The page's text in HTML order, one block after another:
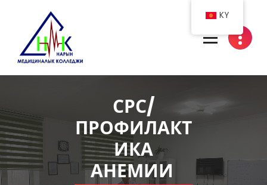
content
СРС/
ПРОФИЛАКТ
ИКА
АНЕМИИ
KY